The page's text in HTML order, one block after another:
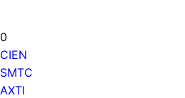
0
CIEN
SMTC
AXTI